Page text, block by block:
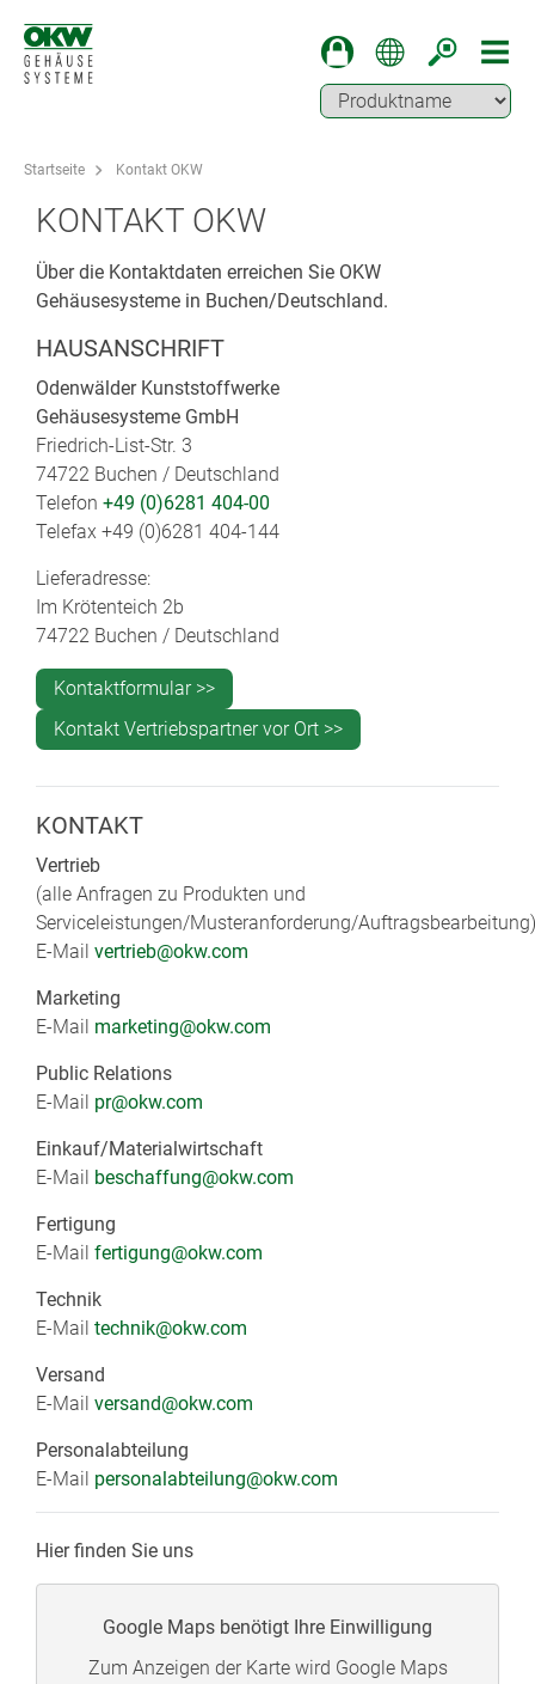
Startseite Kontakt OKW
KONTAKT OKW
Über die Kontaktdaten erreichen Sie OKW
Gehäusesysteme in Buchen/Deutschland.
HAUSANSCHRIFT
Odenwälder Kunststoffwerke
Gehäusesysteme GmbH
Friedrich-List-Str. 3
74722 Buchen / Deutschland
Telefon +49 (0)6281 404-00
Telefax +49 (0)6281 404-144
Lieferadresse:
Im Krötenteich 2b
74722 Buchen / Deutschland
Kontaktformular >>
Kontakt Vertriebspartner vor Ort >>
KONTAKT
Vertrieb
(alle Anfragen zu Produkten und
Serviceleistungen/Musteranforderung/Auftragsbearbeitung)
E-Mail vertrieb@okw.com
Marketing
E-Mail marketing@okw.com
Public Relations
E-Mail pr@okw.com
Einkauf/Materialwirtschaft
E-Mail beschaffung@okw.com
Fertigung
E-Mail fertigung@okw.com
Technik
E-Mail technik@okw.com
Versand
E-Mail versand@okw.com
Personalabteilung
E-Mail personalabteilung@okw.com
Hier finden Sie uns
Google Maps benötigt Ihre Einwilligung
Zum Anzeigen der Karte wird Google Maps